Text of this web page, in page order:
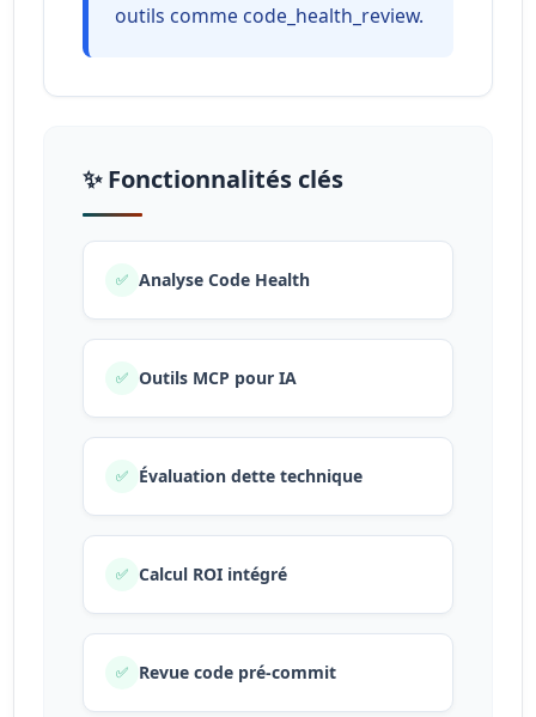
outils comme code_health_review.
✨ Fonctionnalités clés
✅ Analyse Code Health
✅ Outils MCP pour IA
✅ Évaluation dette technique
✅ Calcul ROI intégré
✅ Revue code pré-commit